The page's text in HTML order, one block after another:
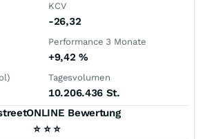
KCV
-26,32
Performance 3 Monate
+9,42%
Tagesvolumen
10.206.436 St.
Bewertung
⭐ ⭐ ⭐